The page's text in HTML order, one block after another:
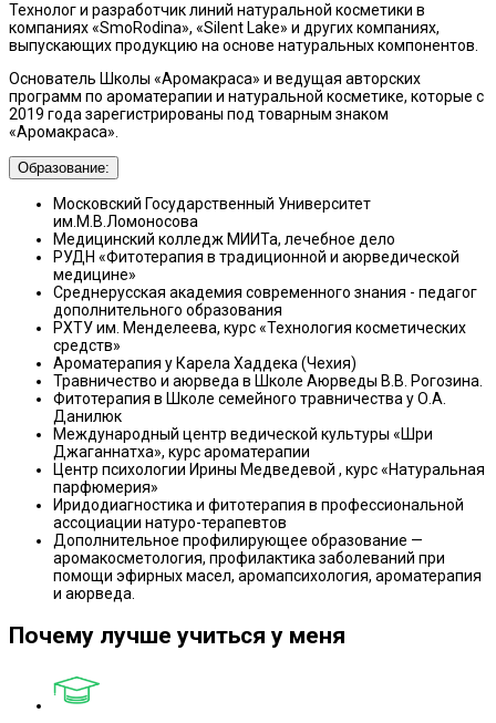
Технолог и разработчик линий натуральной косметики в
компаниях «SmoRodina», «Silent Lake» и других компаниях,
выпускающих продукцию на основе натуральных компонентов.
Основатель Школы «Аромакраса» и ведущая авторских
программ по ароматерапии и натуральной косметике, которые с
2019 года зарегистрированы под товарным знаком
«Аромакраса».
Образование:
Московский Государственный Университет
им.М.В.Ломоносова
Медицинский колледж МИИТа, лечебное дело
РУДН «Фитотерапия в традиционной и аюрведической
медицине»
Среднерусская академия современного знания - педагог
дополнительного образования
РХТУ им. Менделеева, курс «Технология косметических
средств»
Ароматерапия у Карела Хаддека (Чехия)
Травничество и аюрведа в Школе Аюрведы В.В. Рогозина.
Фитотерапия в Школе семейного травничества у О.А.
Данилюк
Международный центр ведической культуры «Шри
Джаганнатха», курс ароматерапии
Центр психологии Ирины Медведевой , курс «Натуральная
парфюмерия»
Иридодиагностика и фитотерапия в профессиональной
ассоциации натуро-терапевтов
Дополнительное профилирующее образование —
аромакосметология, профилактика заболеваний при
помощи эфирных масел, аромапсихология, ароматерапия
и аюрведа.
Почему лучше учиться у меня